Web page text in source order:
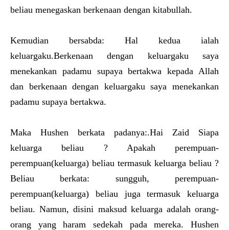
beliau menegaskan berkenaan dengan kitabullah.
Kemudian bersabda: Hal kedua ialah
keluargaku.Berkenaan dengan keluargaku saya
menekankan padamu supaya bertakwa kepada Allah
dan berkenaan dengan keluargaku saya menekankan
padamu supaya bertakwa.
Maka Hushen berkata padanya:.Hai Zaid Siapa
keluarga beliau ? Apakah perempuan-
perempuan(keluarga) beliau termasuk keluarga beliau ?
Beliau berkata: sungguh, perempuan-
perempuan(keluarga) beliau juga termasuk keluarga
beliau. Namun, disini maksud keluarga adalah orang-
orang yang haram sedekah pada mereka. Hushen